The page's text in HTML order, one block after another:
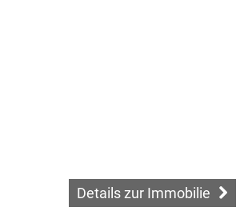
Details zur Immobilie